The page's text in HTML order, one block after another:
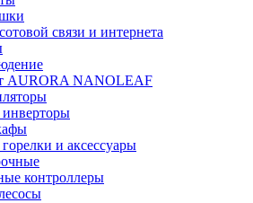
связи и интернета
AURORA NANOLEAF
и аксессуары
контроллеры